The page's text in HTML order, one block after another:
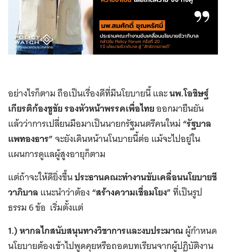
อย่างไรก็ตาม ถือเป็นเรื่องดีที่มีนโยบายนี้ และนพ.โอชิษฐ์
เกียรติก้องชูชัย รองหัวหน้าพรรคเพื่อไทยออกมายืนยัน
แล้วว่าการเปลี่ยนมือมาเป็นนายกรัฐมนตรีคนใหม่“รัฐบาล
แพทองธาร”จะยังเดินหน้านโนบายนี้ต่อ แม้จะไปอยู่ใน
แผนการดูแลผู้สูงอายุก็ตาม
แต่ถ้าจะให้ดียิ่งขึ้นประธานคณะทำงานขับเคลื่อนนโยบายชี
วาภิบาลแนะนำว่าต้อง“สร้างความเชื่อมโยง”ที่เป็นรูป
ธรรม 6 ข้อ เริ่มตั้งแต่
1.) หากลไกสนับสนุนทางวิชาการและงบประมาณผู้กำหนด
นโยบายต้องเข้าไปพูดคุยหรือถอดบทเรียนจากผู้ปฏิบัติงาน